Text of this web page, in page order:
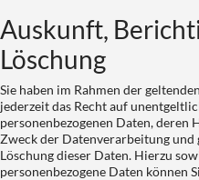
Auskunft,
Löschung
Sie haben im Rahmen der
jederzeit das Recht auf
personenbezogenen Daten, deren
Zweck der Datenverarbeitung und
Löschung dieser Daten. Hierzu
personenbezogene Daten können